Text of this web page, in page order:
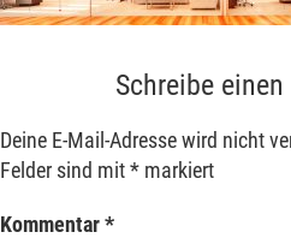
Schreibe
Deine E-Mail-Adresse wird nicht
Felder sind mit* markiert
Kommentar*